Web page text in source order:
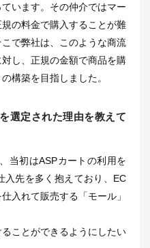
います。その仲介ではマー
の料金で購入することが難
で弊社は、このような商流
し、正規の金額で商品を購
構築を目指しました。
選定された理由を教えて
当初はASPカートの利用を
入先を多く抱えており、EC
入れて販売する「モール」
ことができるようにしたい